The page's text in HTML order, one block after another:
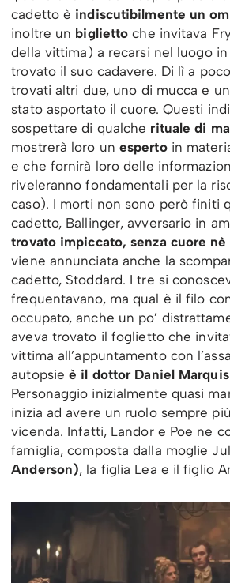
cadetto è indiscutibilmente un
inoltre un biglietto che invitava
della vittima) a recarsi nel luogo
trovato il suo cadavere. Di lì a
trovati altri due, uno di mucca e
stato asportato il cuore. Questi
sospettare di qualche rituale di
mostrerà loro un esperto in
e che fornirà loro delle
riveleranno fondamentali per la
caso). I morti non sono però finiti
cadetto, Ballinger, avversario in
trovato impiccato, senza cuore
viene annunciata anche la
cadetto, Stoddard. I tre si
frequentavano, ma qual è il filo
occupato, anche un po’
aveva trovato il foglietto che
vittima all’appuntamento con
autopsieè il dottor Daniel Marquis
Personaggio inizialmente quasi
inizia ad avere un ruolo sempre
vicenda. Infatti, Landor e Poe ne
famiglia, composta dalla moglie
Anderson), la figlia Lea e il figlio